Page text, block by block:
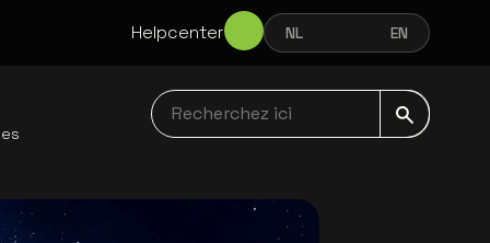
Helpcenter NEDERLANDS
NL FRANÇAISENGLISH
EN
Recherchez ici navbar